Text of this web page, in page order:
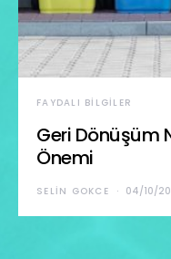
FAYDALI BILGILER
Geri Dönüşüm
Önemi
SELIN GOKCE 04/10/